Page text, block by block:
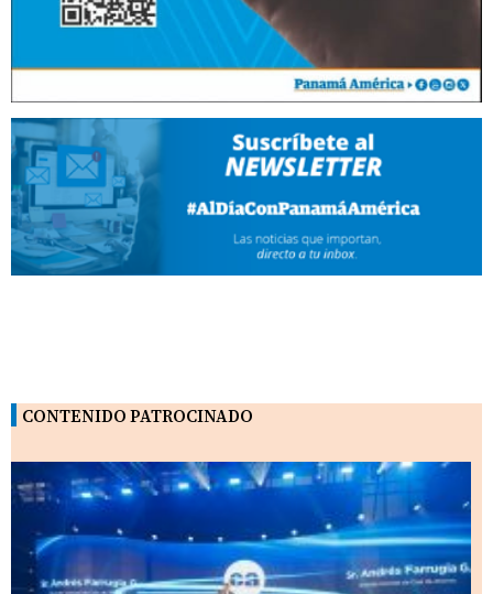
CONTENIDO PATROCINADO